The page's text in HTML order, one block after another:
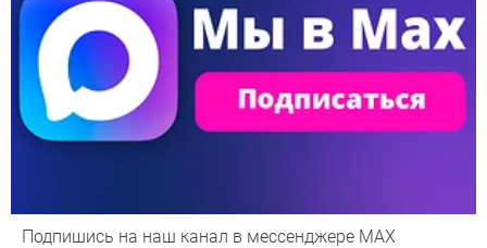
Подпишись на наш канал в мессенджере МАХ